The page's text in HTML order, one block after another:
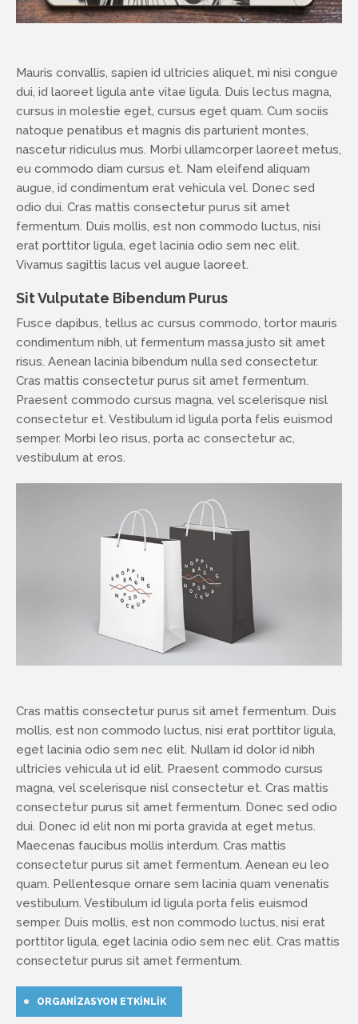
Mauris convallis, sapien id ultricies aliquet, mi nisi congue
dui, id laoreet ligula ante vitae ligula. Duis lectus magna,
cursus in molestie eget, cursus eget quam. Cum sociis
natoque penatibus et magnis dis parturient montes,
nascetur ridiculus mus. Morbi ullamcorper laoreet metus,
eu commodo diam cursus et. Nam eleifend aliquam
augue, id condimentum erat vehicula vel. Donec sed
odio dui. Cras mattis consectetur purus sit amet
fermentum. Duis mollis, est non commodo luctus, nisi
erat porttitor ligula, eget lacinia odio sem nec elit.
Vivamus sagittis lacus vel augue laoreet.
Sit Vulputate Bibendum Purus
Fusce dapibus, tellus ac cursus commodo, tortor mauris
condimentum nibh, ut fermentum massa justo sit amet
risus. Aenean lacinia bibendum nulla sed consectetur.
Cras mattis consectetur purus sit amet fermentum.
Praesent commodo cursus magna, vel scelerisque nisl
consectetur et. Vestibulum id ligula porta felis euismod
semper. Morbi leo risus, porta ac consectetur ac,
vestibulum at eros.
Cras mattis consectetur purus sit amet fermentum. Duis
mollis, est non commodo luctus, nisi erat porttitor ligula,
eget lacinia odio sem nec elit. Nullam id dolor id nibh
ultricies vehicula ut id elit. Praesent commodo cursus
magna, vel scelerisque nisl consectetur et. Cras mattis
consectetur purus sit amet fermentum. Donec sed odio
dui. Donec id elit non mi porta gravida at eget metus.
Maecenas faucibus mollis interdum. Cras mattis
consectetur purus sit amet fermentum. Aenean eu leo
quam. Pellentesque ornare sem lacinia quam venenatis
vestibulum. Vestibulum id ligula porta felis euismod
semper. Duis mollis, est non commodo luctus, nisi erat
porttitor ligula, eget lacinia odio sem nec elit. Cras mattis
consectetur purus sit amet fermentum.
ORGANIZASYON ETKINLIK